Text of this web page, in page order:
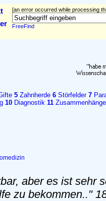
[an error occurred while processing
FreeFind
5 Zahnherde 6 Störfelder 7
10 Diagnostik 11 Zusammenhänge
aber es ist sehr
zu bekommen.."